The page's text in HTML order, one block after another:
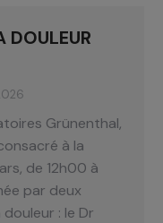
DOULEUR
Grünenthal,
à la
de 12h00 à
par deux
: le Dr